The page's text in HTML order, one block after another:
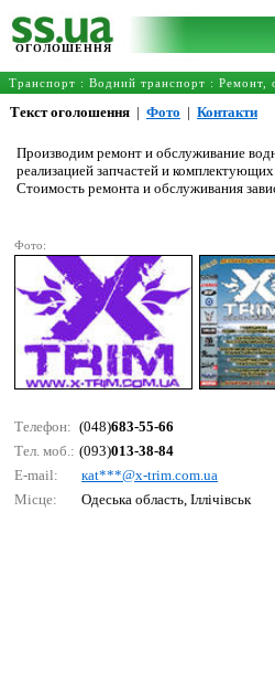
ОГОЛОШЕННЯ
Транспорт : Водний транспорт : Ремонт,
Текст оголошення | Фото | Контакти
Производим ремонт и обслуживание
реализацией запчастей и
Стоимость ремонта и обслуживания
Фото:
Телефон: (048)683-55-66
Тел. моб.: (093)013-38-84
E-mail:
каt***@х-trim.соm.uа
Місце:
Одеська область, Іллічівськ